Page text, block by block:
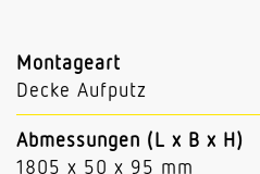
Montageart
Decke Aufputz
Abmessungen (L x B x H)
1805 x 50 x 95 mm